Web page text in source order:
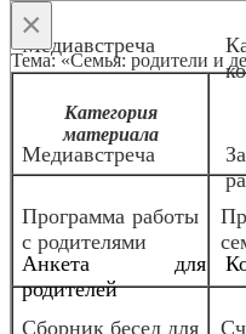
Медиавстреча
Медиавстреча
Анкета для
родителей
×
Тема: «Семья: родители и
Категория
материала
Программа работы
с родителями
Сборник бесед для